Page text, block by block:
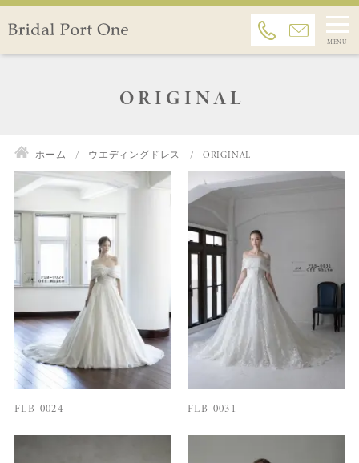
ORIGINAL
ホーム ウエディングドレス ORIGINAL
FLB-0024 FLB-0031